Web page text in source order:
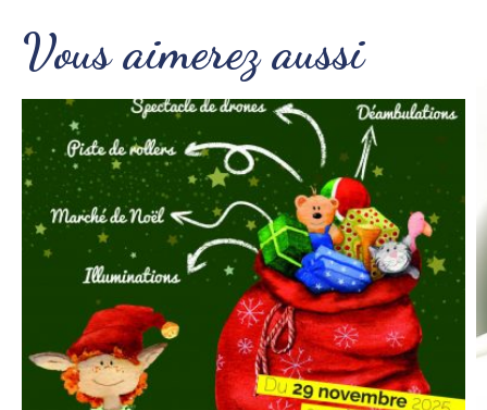
Vous aimerez aussi